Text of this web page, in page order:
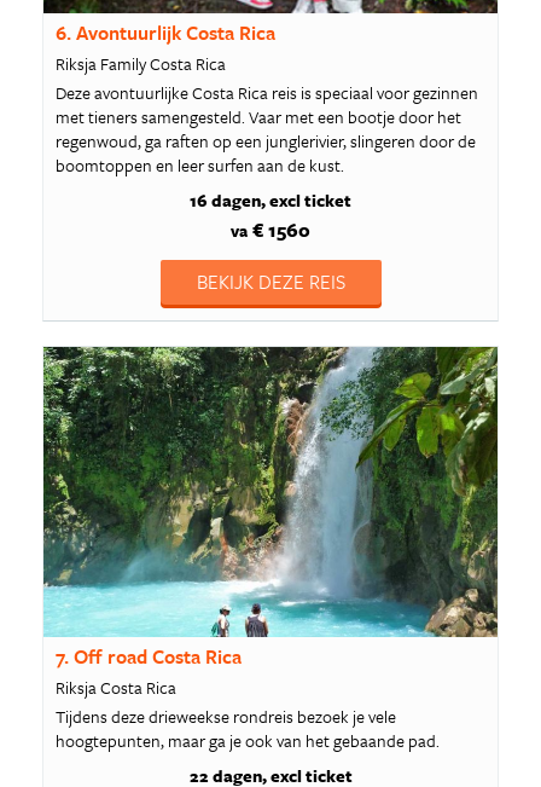
6. Avontuurlijk Costa Rica
Riksja Family Costa Rica
Deze avontuurlijke Costa Rica reis is speciaal voor gezinnen
met tieners samengesteld. Vaar met een bootje door het
regenwoud, ga raften op een junglerivier, slingeren door de
boomtoppen en leer surfen aan de kust.
16 dagen excl ticket
va € 1560
BEKIJK DEZE REIS
7. Off road Costa Rica
Riksja Costa Rica
Tijdens deze drieweekse rondreis bezoek je vele
hoogtepunten, maar ga je ook van het gebaande pad.
22 dagen excl ticket